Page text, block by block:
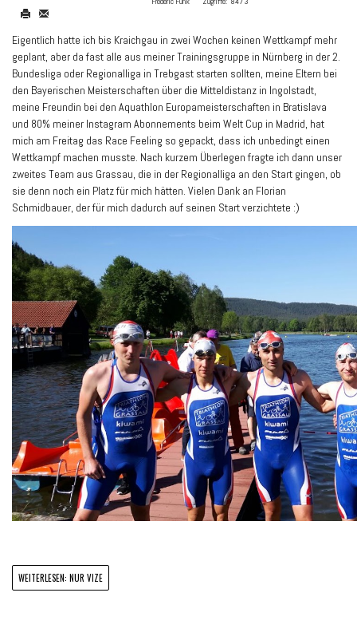
Eigentlich hatte ich bis Kraichgau in zwei Wochen keinen Wettkampf mehr
geplant, aber da fast alle aus meiner Trainingsgruppe in Nürnberg in der 2.
Bundesliga oder Regionalliga in Trebgast starten sollten, meine Eltern bei
den Bayerischen Meisterschaften über die Mitteldistanz in Ingolstadt,
meine Freundin bei den Aquathlon Europameisterschaften in Bratislava
und 80% meiner Instagram Abonnements beim Welt Cup in Madrid, hat
mich am Freitag das Race Feeling so gepackt, dass ich unbedingt einen
Wettkampf machen musste. Nach kurzem Überlegen fragte ich dann unser
zweites Team aus Grassau, die in der Regionalliga an den Start gingen, ob
sie denn noch ein Platz für mich hätten. Vielen Dank an Florian
Schmidbauer, der für mich dadurch auf seinen Start verzichtete :)
WEITERLESEN: NUR VIZE